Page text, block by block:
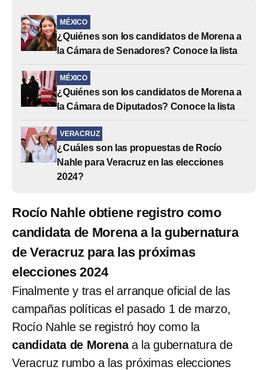
MÉXICO
¿Quiénes son los candidatos de Morena a
la Cámara de Senadores? Conoce la lista
MÉXICO
¿Quiénes son los candidatos de Morena a
la Cámara de Diputados? Conoce la lista
VERACRUZ
¿Cuáles son las propuestas de Rocío
Nahle para Veracruz en las elecciones
2024?
Rocío Nahle obtiene registro como
candidata de Morena a la gubernatura
de Veracruz para las próximas
elecciones 2024
Finalmente y tras el arranque oficial de las
campañas políticas el pasado 1 de marzo,
Rocío Nahle se registró hoy como la
candidata de Morenaa la gubernatura de
Veracruz rumbo a las próximas elecciones